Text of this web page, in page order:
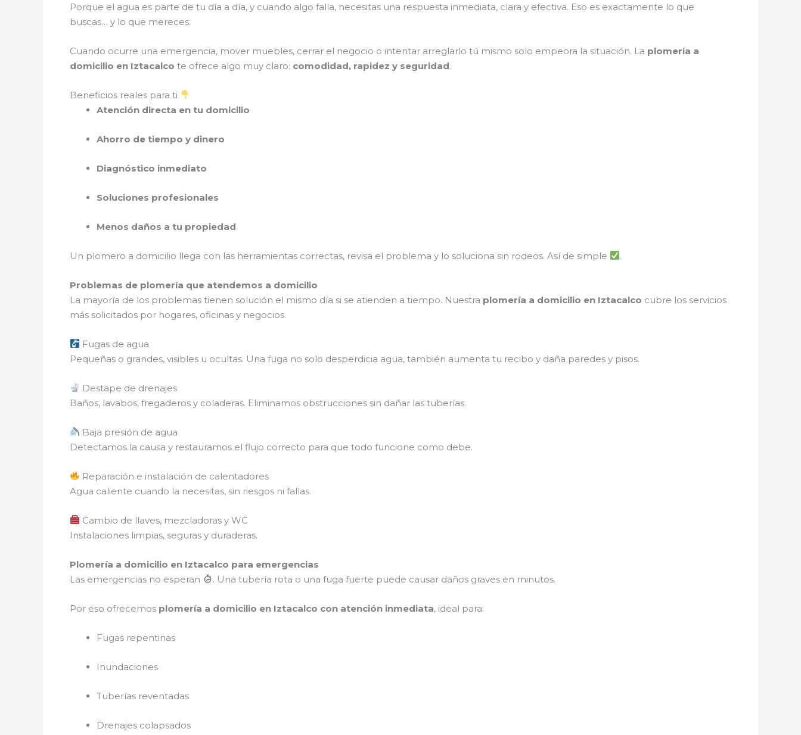
Porque el agua es parte de tu día a día, y cuando algo falla, necesitas una respuesta inmediata, clara y efectiva. Eso es exactamente lo que
buscas… y lo que mereces.
Cuando ocurre una emergencia, mover muebles, cerrar el negocio o intentar arreglarlo tú mismo solo empeora la situación. La plomería a
domicilio en Iztacalco te ofrece algo muy claro: comodidad, rapidez y seguridad.
Beneficios reales para ti
Atención directa en tu domicilio
Ahorro de tiempo y dinero
Diagnóstico inmediato
Soluciones profesionales
Menos daños a tu propiedad
Un plomero a domicilio llega con las herramientas correctas, revisa el problema y lo soluciona sin rodeos. Así de simple .
Problemas de plomería que atendemos a domicilio
La mayoría de los problemas tienen solución el mismo día si se atienden a tiempo. Nuestra plomería a domicilio en Iztacalco cubre los servicios
más solicitados por hogares, oficinas y negocios.
Fugas de agua
Pequeñas o grandes, visibles u ocultas. Una fuga no solo desperdicia agua, también aumenta tu recibo y daña paredes y pisos.
Destape de drenajes
Baños, lavabos, fregaderos y coladeras. Eliminamos obstrucciones sin dañar las tuberías.
Baja presión de agua
Detectamos la causa y restauramos el flujo correcto para que todo funcione como debe.
Reparación e instalación de calentadores
Agua caliente cuando la necesitas, sin riesgos ni fallas.
Cambio de llaves, mezcladoras y WC
Instalaciones limpias, seguras y duraderas.
Plomería a domicilio en Iztacalco para emergencias
Las emergencias no esperan
. Una tubería rota o una fuga fuerte puede causar daños graves en minutos.
Por eso ofrecemos plomería a domicilio en Iztacalco con atención inmediata, ideal para:
Fugas repentinas
Inundaciones
Tuberías reventadas
Drenajes colapsados